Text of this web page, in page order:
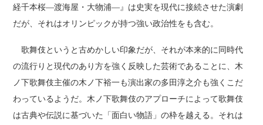
経千本桜―渡海屋・大物浦―』は史実を現代に接続させた演劇
だが、それはオリンピックが持つ強い政治性をも含む。
歌舞伎というと古めかしい印象だが、それが本来的に同時代
の流行りと現代のあり方を強く反映した芸術であることに、木
ノ下歌舞伎主催の木ノ下裕一も演出家の多田淳之介も強くこだ
わっているようだ。木ノ下歌舞伎のアプローチによって歌舞伎
は古典や伝説に基づいた「面白い物語」の枠を越える。それは